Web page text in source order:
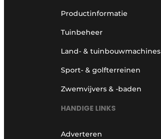
Productinformatie
Tuinbeheer
Land- & tuinbouwmachines
Sport- & golfterreinen
Zwemvijvers & -baden
HANDIGE LINKS
Adverteren